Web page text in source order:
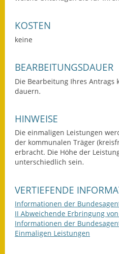
KOSTEN
keine
BEARBEITUNGSDAUER
Die Bearbeitung Ihres Antrags
dauern.
HINWEISE
Die einmaligen Leistungen
der kommunalen Träger
erbracht. Die Höhe der
unterschiedlich sein.
VERTIEFENDE
Informationen der
II Abweichende Erbringung
Informationen der
Einmaligen Leistungen